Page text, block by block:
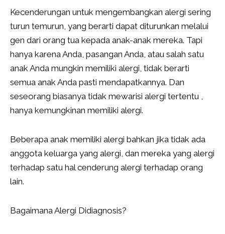
Kecenderungan untuk mengembangkan alergi sering
turun temurun, yang berarti dapat diturunkan melalui
gen dari orang tua kepada anak-anak mereka. Tapi
hanya karena Anda, pasangan Anda, atau salah satu
anak Anda mungkin memiliki alergi, tidak berarti
semua anak Anda pasti mendapatkannya. Dan
seseorang biasanya tidak mewarisi alergi tertentu ,
hanya kemungkinan memiliki alergi.
Beberapa anak memiliki alergi bahkan jika tidak ada
anggota keluarga yang alergi, dan mereka yang alergi
terhadap satu hal cenderung alergi terhadap orang
lain.
Bagaimana Alergi Didiagnosis?